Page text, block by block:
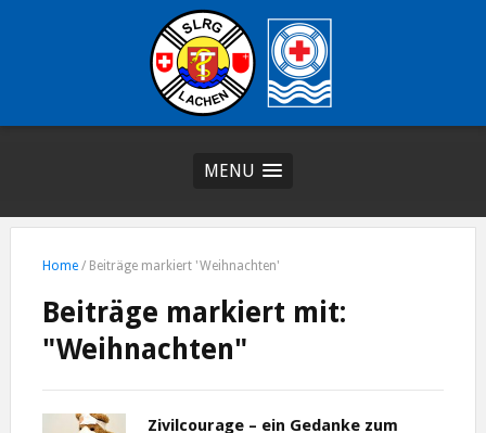
MENU
Home / Beiträge markiert 'Weihnachten'
Beiträge markiert mit:
"Weihnachten"
Zivilcourage – ein Gedanke zum